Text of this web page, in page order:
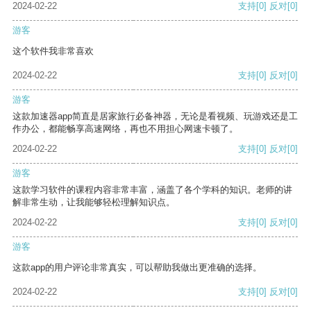
2024-02-22
支持[0] 反对[0]
游客
这个软件我非常喜欢
2024-02-22 支持[0] 反对[0]
游客
这款加速器app简直是居家旅行必备神器，无论是看视频、玩游戏还是工
作办公，都能畅享高速网络，再也不用担心网速卡顿了。
2024-02-22
支持[0] 反对[0]
游客
这款学习软件的课程内容非常丰富，涵盖了各个学科的知识。老师的讲
解非常生动，让我能够轻松理解知识点。
2024-02-22
支持[0] 反对[0]
游客
这款app的用户评论非常真实，可以帮助我做出更准确的选择。
2024-02-22 支持[0] 反对[0]